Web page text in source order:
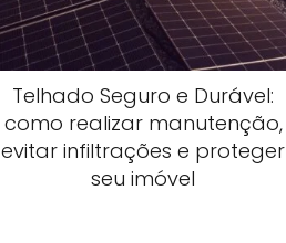
Telhado Seguro e Durável:
como realizar manutenção,
evitar infiltrações e proteger
seu imóvel